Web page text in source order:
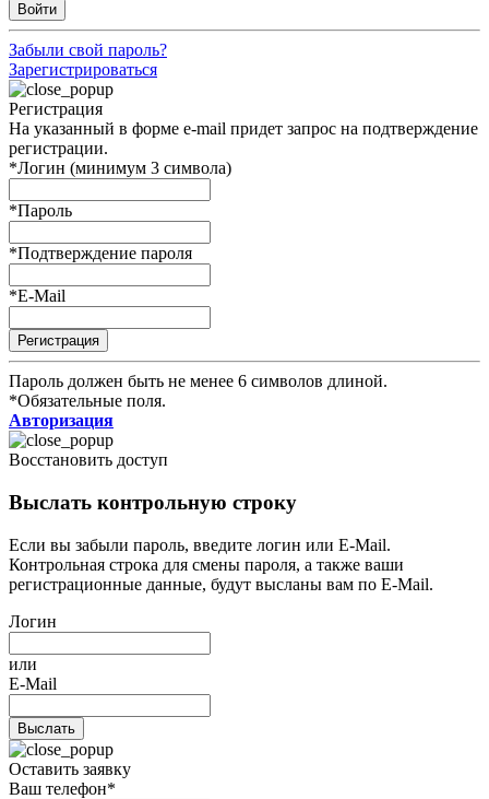
Войти
Забыли свой пароль?
Зарегистрироваться
Регистрация
На указанный в форме e-mail придет запрос на подтверждение
регистрации.
*Логин (минимум 3 символа)
*Пароль
*Подтверждение пароля
*E-Mail
Пароль должен быть не менее 6 символов длиной.
*Обязательные поля.
Авторизация
Восстановить доступ
Выслать контрольную строку
Если вы забыли пароль, введите логин или E-Mail.
Контрольная строка для смены пароля, а также ваши
регистрационные данные, будут высланы вам по E-Mail.
Логин
или
E-Mail
Оставить заявку
Ваш телефон*